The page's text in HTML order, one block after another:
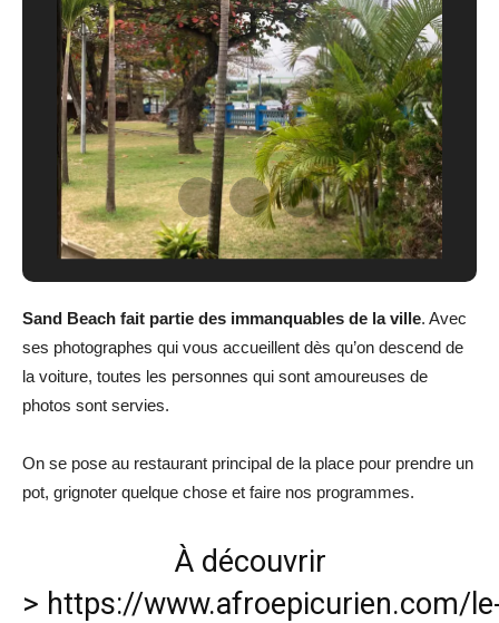
Sand Beach fait partie des immanquables de la ville. Avec
ses photographes qui vous accueillent dès qu’on descend de
la voiture, toutes les personnes qui sont amoureuses de
photos sont servies.
On se pose au restaurant principal de la place pour prendre un
pot, grignoter quelque chose et faire nos programmes.
À découvrir
> https://www.afroepicurien.com/